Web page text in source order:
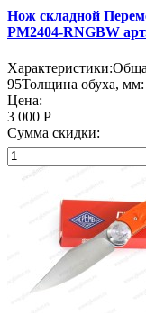
Нож складной
PM2404-RNGBW
95Толщина обуха,
Цена:
3 000 Р
Сумма скидки: